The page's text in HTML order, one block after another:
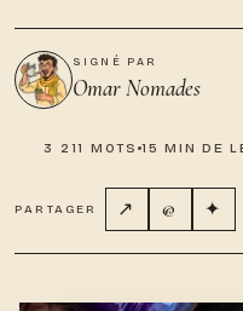
SIGNÉ PAR
Omar Nomades
3 211 MOTS 15 MIN DE
PARTAGER ↗ @ ✦